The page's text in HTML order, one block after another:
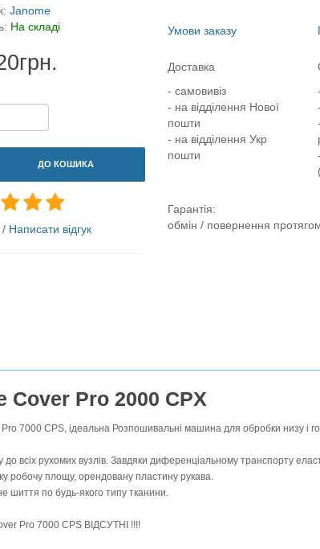
Janome
На складі
ДО КОШИКА
/ Написати відгук
Умови заказу
Доставка
- самовивіз
- на відділення Нової
пошти
- на відділення Укр
пошти
Гарантія:
обмін / повернення
Pro 2000 CPX
CPS, ідеальна Розпошивальні машина для обробки низу і
рухомих вузлів. Завдяки диференціальному транспорту
робочу площу, орендовану пластину рукава.
шиття по будь-якого типу тканини.
Pro 7000 CPS ВІДСУТНІ !!!!